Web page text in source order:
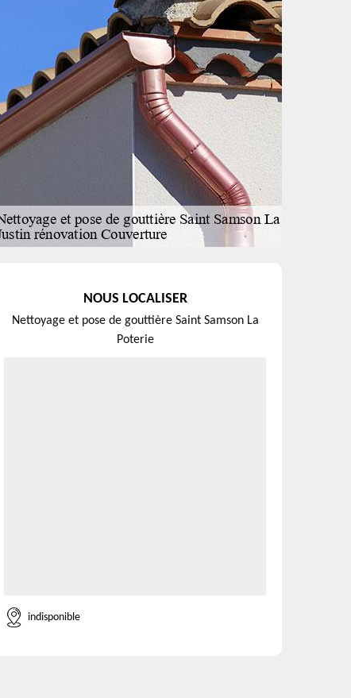
NOUS LOCALISER
Nettoyage et pose de gouttière Saint Samson La
Poterie
indisponible